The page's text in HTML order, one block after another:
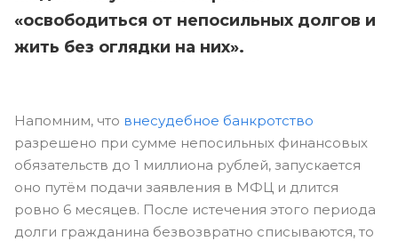
«освободиться от непосильных долгов и
жить без оглядки на них».
Напомним, что внесудебное банкротство
разрешено при сумме непосильных финансовых
обязательств до 1 миллиона рублей, запускается
оно путём подачи заявления в МФЦ и длится
ровно 6 месяцев. После истечения этого периода
долги гражданина безвозвратно списываются, то